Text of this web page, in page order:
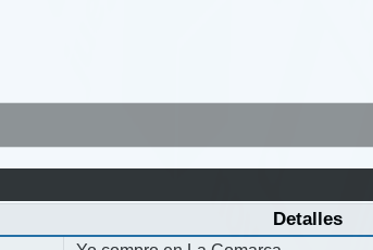
Detalles